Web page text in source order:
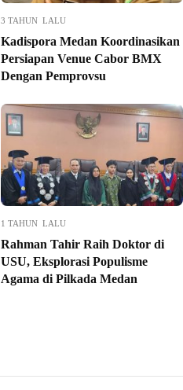
3 TAHUN LALU
Kadispora Medan Koordinasikan
Persiapan Venue Cabor BMX
Dengan Pemprovsu
1 TAHUN LALU
Rahman Tahir Raih Doktor di
USU, Eksplorasi Populisme
Agama di Pilkada Medan